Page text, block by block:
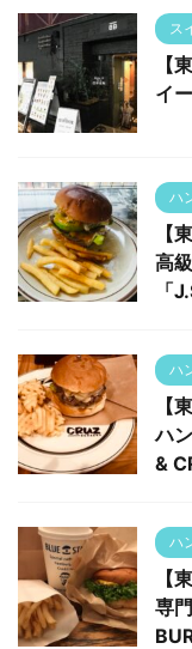
ス
【
イ
ハ
【
高
「
ハ
【
ハ
&
ハ
【
専